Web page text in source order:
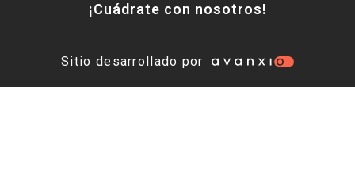
¡Cuádrate con nosotros!
Sitio desarrollado por